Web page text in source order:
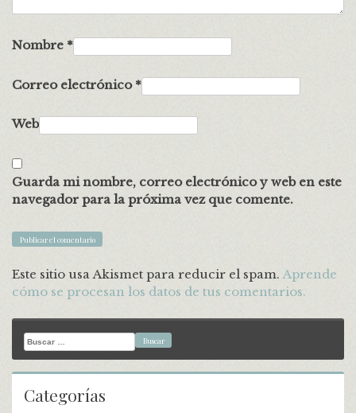
Nombre *
Correo electrónico *
Web
Guarda mi nombre, correo electrónico y web en este
navegador para la próxima vez que comente.
Este sitio usa Akismet para reducir el spam. Aprende
cómo se procesan los datos de tus comentarios.
Buscar:
Categorías